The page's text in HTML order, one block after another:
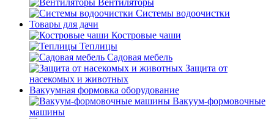
Вентиляторы
Системы водоочистки
Товары для дачи
Костровые чаши
Теплицы
Садовая мебель
Защита от
насекомых и животных
Вакуумная формовка оборудование
Вакуум-формовочные
машины